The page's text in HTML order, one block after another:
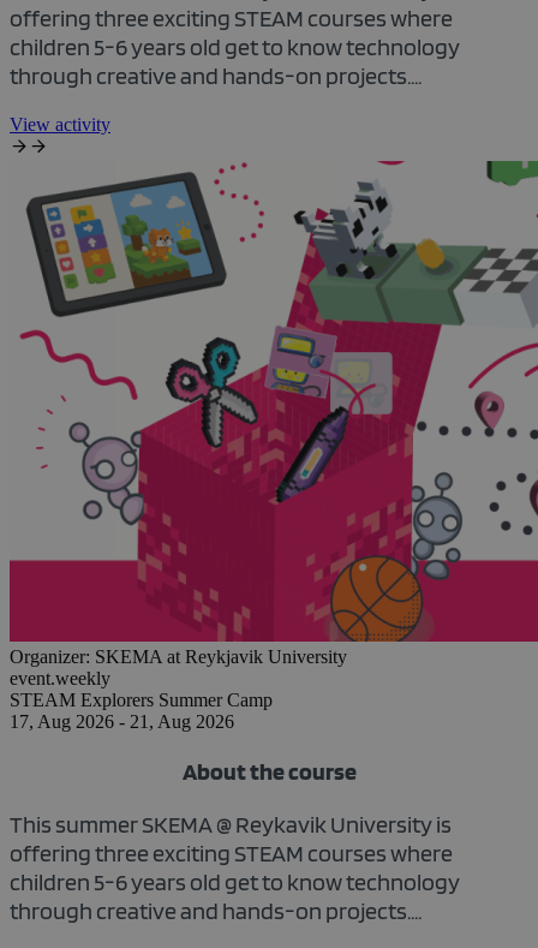
offering three exciting STEAM courses where
children 5-6 years old get to know technology
through creative and hands-on projects....
View activity
Organizer: SKEMA at Reykjavik University
event.weekly
STEAM Explorers Summer Camp
17, Aug 2026 - 21, Aug 2026
About the course
This summer SKEMA @ Reykavik University is
offering three exciting STEAM courses where
children 5-6 years old get to know technology
through creative and hands-on projects....